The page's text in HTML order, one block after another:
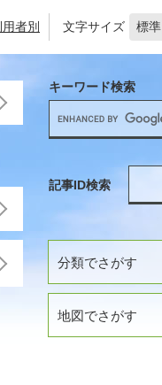
者別 文字サイズ 標準
分類でさがす
地図でさがす
キーワード検索
記事ID検索